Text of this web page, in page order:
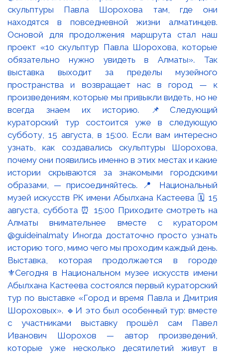
Выставка, которая продолжается в городе
⚜️Сегодня в Национальном музее искусств имени
Абылхана Кастеева состоялся первый кураторский
тур по выставке «Город и время Павла и Дмитрия
Шороховых». 🔹И это был особенный тур: вместе
с участниками выставку прошёл сам Павел
Иванович Шорохов — автор произведений,
которые уже несколько десятилетий живут в